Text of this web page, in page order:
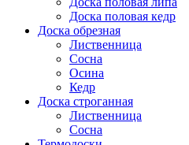
Доска половая кедр
Доска обрезная
Лиственница
Сосна
Осина
Кедр
Доска строганная
Лиственница
Сосна